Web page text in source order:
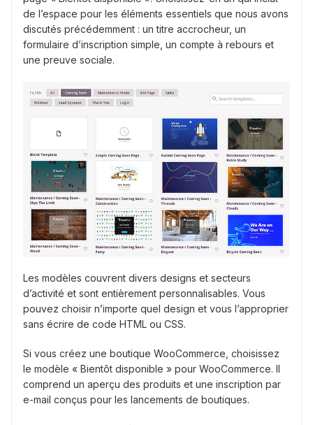
de l’espace pour les éléments essentiels que nous avons
discutés précédemment : un titre accrocheur, un
formulaire d’inscription simple, un compte à rebours et
une preuve sociale.
Les modèles couvrent divers designs et secteurs
d’activité et sont entièrement personnalisables. Vous
pouvez choisir n’importe quel design et vous l’approprier
sans écrire de code HTML ou CSS.
Si vous créez une boutique WooCommerce, choisissez
le modèle « Bientôt disponible » pour WooCommerce. Il
comprend un aperçu des produits et une inscription par
e-mail conçus pour les lancements de boutiques.